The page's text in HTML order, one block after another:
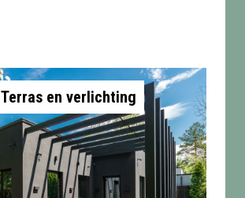
Terras en verlichting